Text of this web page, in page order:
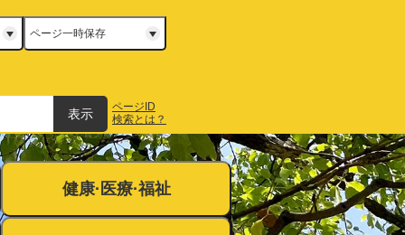
ページ一時保存
表示
ページID
検索とは？
健康·医療·福祉